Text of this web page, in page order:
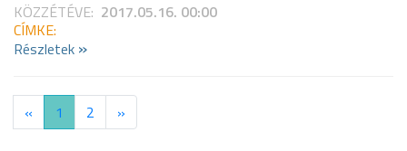
KÖZZÉTÉVE: 2017.05.16. 00:00
CÍMKE:
Részletek »
« 1 2 »